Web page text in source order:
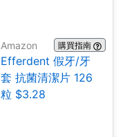
Amazon 購買指南
Efferdent 假牙/牙
套 抗菌清潔片 126
粒 $3.28